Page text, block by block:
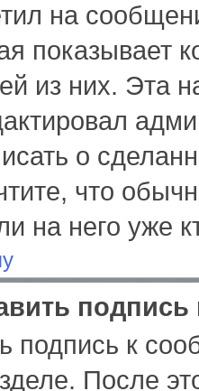
на
показывает
из них. Эта
о
что
на него уже
подпись к
После